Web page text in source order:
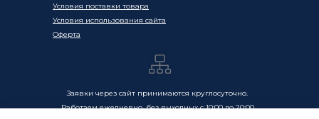
Заявки через сайт принимаются круглосуточно.
Работаем ежедневно, без выходных с 10:00 до 20:00
Условия поставки товара
Оферта
Условия использования сайта